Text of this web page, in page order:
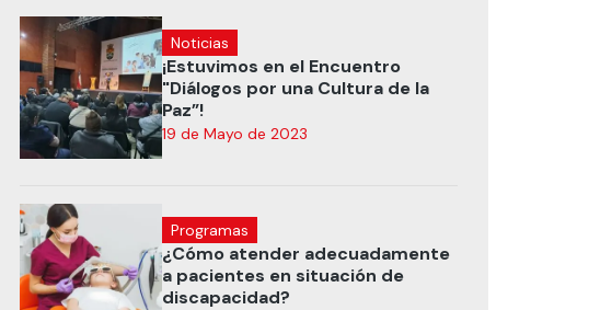
Noticias
¡Estuvimos en el Encuentro
"Diálogos por una Cultura de la
Paz”!
19 de Mayo de 2023
Programas
¿Cómo atender adecuadamente
a pacientes en situación de
discapacidad?